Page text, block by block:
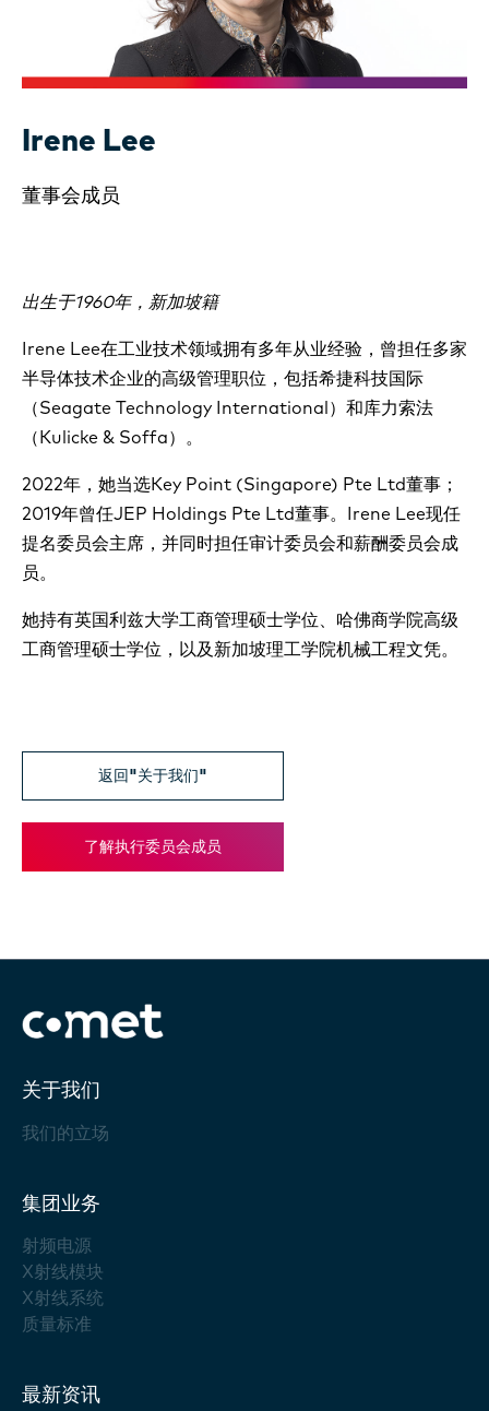
Irene Lee
董事会成员
出生于1960年，新加坡籍
Irene Lee在工业技术领域拥有多年从业经验，曾担任多家
半导体技术企业的高级管理职位，包括希捷科技国际
（Seagate Technology International）和库力索法
（Kulicke & Soffa）。
2022年，她当选Key Point (Singapore) Pte Ltd董事；
2019年曾任JEP Holdings Pte Ltd董事。Irene Lee现任
提名委员会主席，并同时担任审计委员会和薪酬委员会成
员。
她持有英国利兹大学工商管理硕士学位、哈佛商学院高级
工商管理硕士学位，以及新加坡理工学院机械工程文凭。
返回"关于我们"
了解执行委员会成员
关于我们
我们的立场
集团业务
射频电源
X射线模块
X射线系统
质量标准
最新资讯